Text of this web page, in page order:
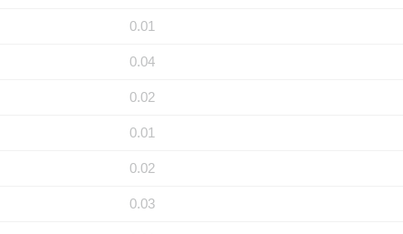
0.01
0.04
0.02
0.01
0.02
0.03